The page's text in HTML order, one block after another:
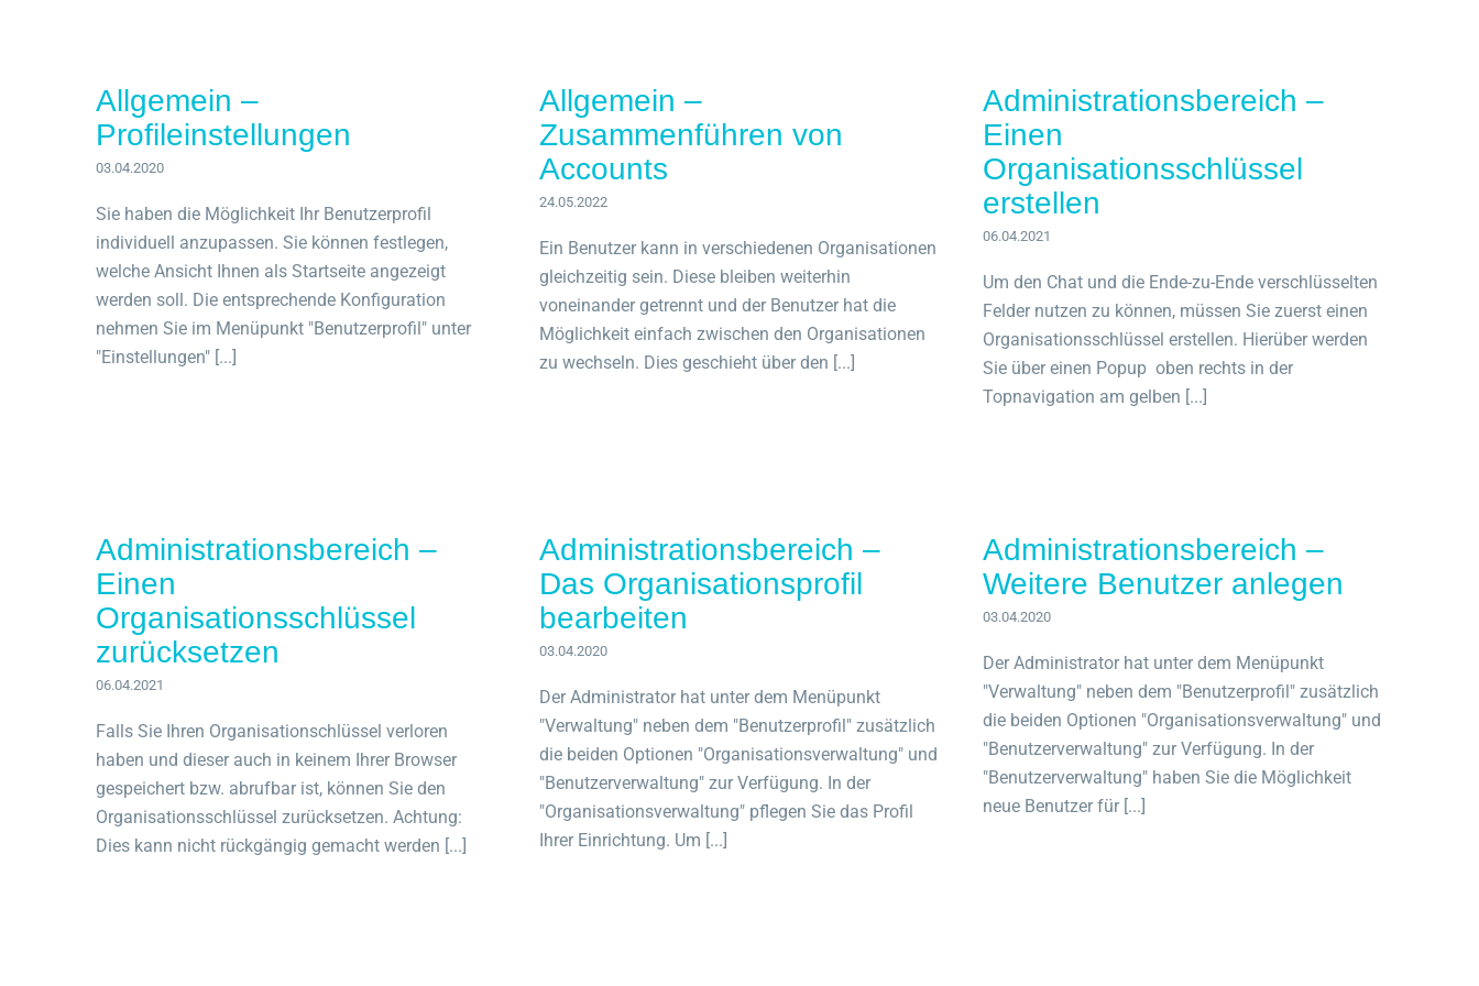
Allgemein –
Profileinstellungen
03.04.2020
Sie haben die Möglichkeit Ihr Benutzerprofil
individuell anzupassen. Sie können festlegen,
welche Ansicht Ihnen als Startseite angezeigt
werden soll. Die entsprechende Konfiguration
nehmen Sie im Menüpunkt "Benutzerprofil" unter
"Einstellungen" [...]
Allgemein –
Zusammenführen von
Accounts
24.05.2022
Ein Benutzer kann in verschiedenen Organisationen
gleichzeitig sein. Diese bleiben weiterhin
voneinander getrennt und der Benutzer hat die
Möglichkeit einfach zwischen den Organisationen
zu wechseln. Dies geschieht über den [...]
Administrationsbereich –
Einen
Organisationsschlüssel
erstellen
06.04.2021
Um den Chat und die Ende-zu-Ende verschlüsselten
Felder nutzen zu können, müssen Sie zuerst einen
Organisationsschlüssel erstellen. Hierüber werden
Sie über einen Popup oben rechts in der
Topnavigation am gelben [...]
Administrationsbereich –
Einen
Organisationsschlüssel
zurücksetzen
06.04.2021
Falls Sie Ihren Organisationschlüssel verloren
haben und dieser auch in keinem Ihrer Browser
gespeichert bzw. abrufbar ist, können Sie den
Organisationsschlüssel zurücksetzen. Achtung:
Dies kann nicht rückgängig gemacht werden [...]
Administrationsbereich –
Das Organisationsprofil
bearbeiten
03.04.2020
Der Administrator hat unter dem Menüpunkt
"Verwaltung" neben dem "Benutzerprofil" zusätzlich
die beiden Optionen "Organisationsverwaltung" und
"Benutzerverwaltung" zur Verfügung. In der
"Organisationsverwaltung" pflegen Sie das Profil
Ihrer Einrichtung. Um [...]
Administrationsbereich –
Weitere Benutzer anlegen
03.04.2020
Der Administrator hat unter dem Menüpunkt
"Verwaltung" neben dem "Benutzerprofil" zusätzlich
die beiden Optionen "Organisationsverwaltung" und
"Benutzerverwaltung" zur Verfügung. In der
"Benutzerverwaltung" haben Sie die Möglichkeit
neue Benutzer für [...]